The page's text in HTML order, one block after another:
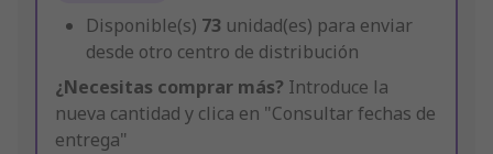
Disponible(s) 73 unidad(es) para enviar
desde otro centro de distribución
¿Necesitas comprar más? Introduce la
nueva cantidad y clica en "Consultar fechas de
entrega"